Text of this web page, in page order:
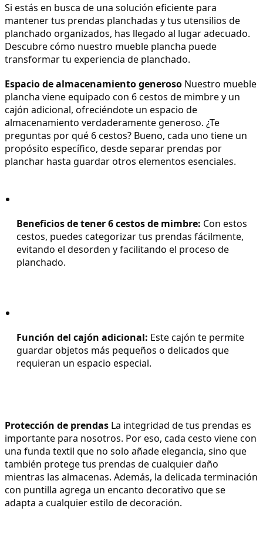
Si estás en busca de una solución eficiente para
mantener tus prendas planchadas y tus utensilios de
planchado organizados, has llegado al lugar adecuado.
Descubre cómo nuestro mueble plancha puede
transformar tu experiencia de planchado.
Espacio de almacenamiento generoso Nuestro mueble
plancha viene equipado con 6 cestos de mimbre y un
cajón adicional, ofreciéndote un espacio de
almacenamiento verdaderamente generoso. ¿Te
preguntas por qué 6 cestos? Bueno, cada uno tiene un
propósito específico, desde separar prendas por
planchar hasta guardar otros elementos esenciales.
Beneficios de tener 6 cestos de mimbre: Con estos
cestos, puedes categorizar tus prendas fácilmente,
evitando el desorden y facilitando el proceso de
planchado.
Función del cajón adicional: Este cajón te permite
guardar objetos más pequeños o delicados que
requieran un espacio especial.
Protección de prendas La integridad de tus prendas es
importante para nosotros. Por eso, cada cesto viene con
una funda textil que no solo añade elegancia, sino que
también protege tus prendas de cualquier daño
mientras las almacenas. Además, la delicada terminación
con puntilla agrega un encanto decorativo que se
adapta a cualquier estilo de decoración.